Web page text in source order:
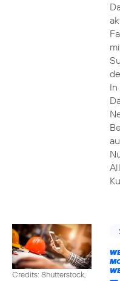
Credits: Shutterstock,